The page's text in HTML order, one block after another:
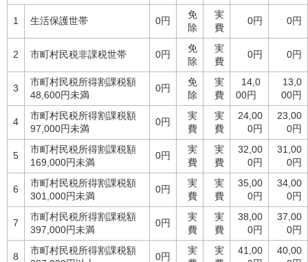
1 生活保護世帯 0円
免
除
実
費
0円 0円
2 市町村民税非課税世帯 0円
免
除
実
費
0円 0円
3
市町村民税所得割課税額
48,600円未満
0円
免
除
実
費
14,0
00円
13,0
00円
4
市町村民税所得割課税額
97,000円未満
0円
実
費
実
費
24,00
0円
23,00
0円
5
市町村民税所得割課税額
169,000円未満
0円
実
費
実
費
32,00
0円
31,00
0円
6
市町村民税所得割課税額
301,000円未満
0円
実
費
実
費
35,00
0円
34,00
0円
7
市町村民税所得割課税額
397,000円未満
0円
実
費
実
費
38,00
0円
37,00
0円
8
市町村民税所得割課税額
0円
実
実
41,00
40,00